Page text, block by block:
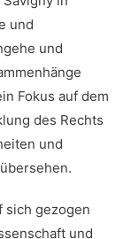
und
‌und
Fokus‍ auf dem⁤
des Rechts
und
sich gezogen
und